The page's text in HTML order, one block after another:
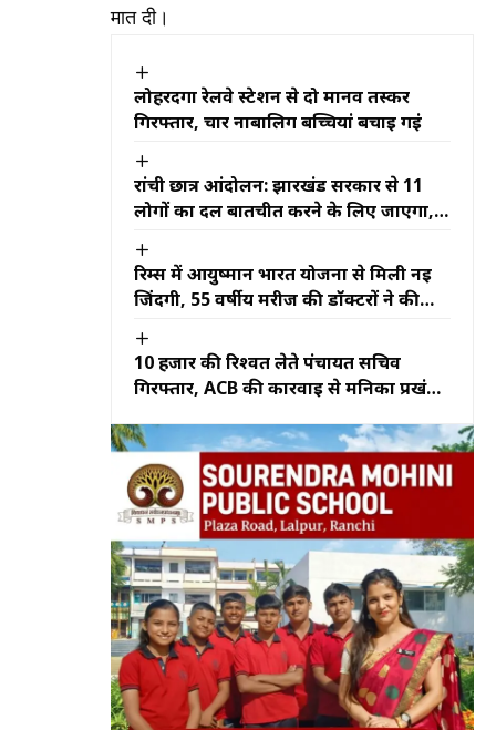
मात दी।
लोहरदगा रेलवे स्टेशन से दो मानव तस्कर
गिरफ्तार, चार नाबालिग बच्चियां बचाई गईं
रांची छात्र आंदोलन: झारखंड सरकार से 11
लोगों का दल बातचीत करने के लिए जाएगा,
रिम्स में आयुष्मान भारत योजना से मिली नई
जिंदगी, 55 वर्षीय मरीज की डॉक्टरों ने की
10 हजार की रिश्वत लेते पंचायत सचिव
गिरफ्तार, ACB की कार्रवाई से मनिका प्रखंड